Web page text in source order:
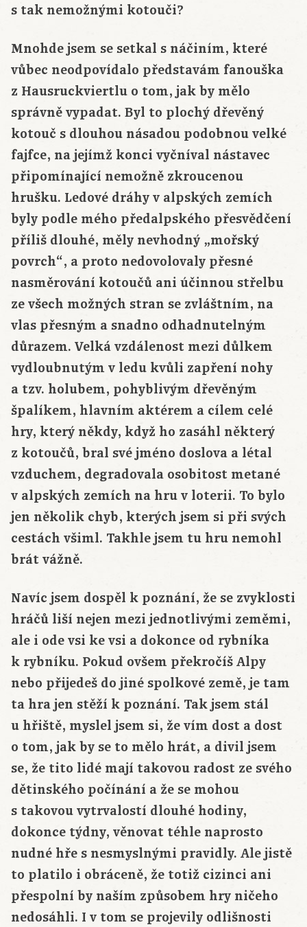
s tak nemožnými kotouči?
Mnohde jsem se setkal s náčiním, které
vůbec neodpovídalo představám fanouška
z Hausruckviertlu o tom, jak by mělo
správně vypadat. Byl to plochý dřevěný
kotouč s dlouhou násadou podobnou velké
fajfce, na jejímž konci vyčníval nástavec
připomínající nemožně zkroucenou
hrušku. Ledové dráhy v alpských zemích
byly podle mého předalpského přesvědčení
příliš dlouhé, měly nevhodný „mořský
povrch“, a proto nedovolovaly přesné
nasměrování kotoučů ani účinnou střelbu
ze všech možných stran se zvláštním, na
vlas přesným a snadno odhadnutelným
důrazem. Velká vzdálenost mezi důlkem
vydloubnutým v ledu kvůli zapření nohy
a tzv. holubem, pohyblivým dřevěným
špalíkem, hlavním aktérem a cílem celé
hry, který někdy, když ho zasáhl některý
z kotoučů, bral své jméno doslova a létal
vzduchem, degradovala osobitost metané
v alpských zemích na hru v loterii. To bylo
jen několik chyb, kterých jsem si při svých
cestách všiml. Takhle jsem tu hru nemohl
brát vážně.
Navíc jsem dospěl k poznání, že se zvyklosti
hráčů liší nejen mezi jednotlivými zeměmi,
ale i ode vsi ke vsi a dokonce od rybníka
k rybníku. Pokud ovšem překročíš Alpy
nebo přijedeš do jiné spolkové země, je tam
ta hra jen stěží k poznání. Tak jsem stál
u hřiště, myslel jsem si, že vím dost a dost
o tom, jak by se to mělo hrát, a divil jsem
se, že tito lidé mají takovou radost ze svého
dětinského počínání a že se mohou
s takovou vytrvalostí dlouhé hodiny,
dokonce týdny, věnovat téhle naprosto
nudné hře s nesmyslnými pravidly. Ale jistě
to platilo i obráceně, že totiž cizinci ani
přespolní by naším způsobem hry ničeho
nedosáhli. I v tom se projevily odlišnosti